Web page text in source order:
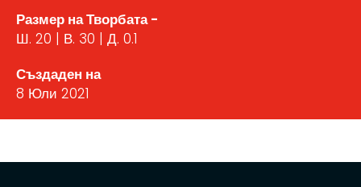
Размер на Творбата -
Ш. 20 | В. 30 | Д. 0.1
Създаден на
8 Юли 2021